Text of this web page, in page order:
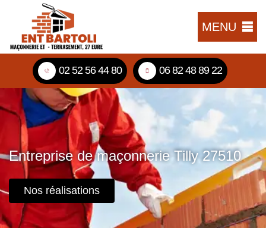
MENU
02 52 56 44 80 06 82 48 89 22
Entreprise de maçonnerie Tilly 27510
Nos réalisations